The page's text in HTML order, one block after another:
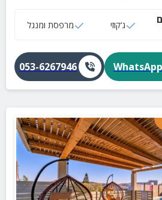
מיטות שיזוף, פינות ישיבה, פינת
ג‘קוזי מרפסת ומנגל
WhatsApp
053-6267946